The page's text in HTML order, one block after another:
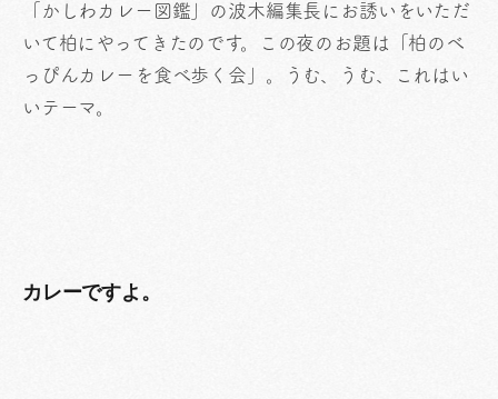
「かしわカレー図鑑」の波木編集長にお誘いをいただ
いて柏にやってきたのです。この夜のお題は「柏のべ
っぴんカレーを食べ歩く会」。うむ、うむ、これはい
いテーマ。
カレーですよ。